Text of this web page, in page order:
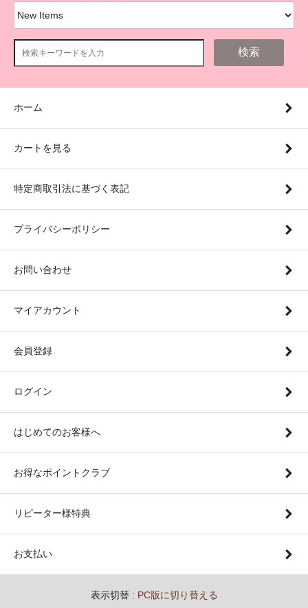
検索
ホーム
カートを見る
特定商取引法に基づく表記
プライバシーポリシー
お問い合わせ
マイアカウント
会員登録
ログイン
はじめてのお客様へ
お得なポイントクラブ
リピーター様特典
お支払い
表示切替 : PC版に切り替える